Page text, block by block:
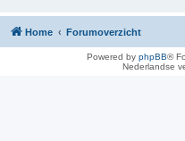
Home Forumoverzicht
Powered by phpBB®
Nederlandse